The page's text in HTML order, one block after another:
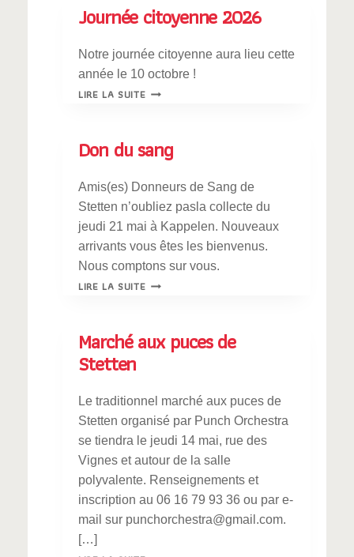
Journée citoyenne 2026
Notre journée citoyenne aura lieu cette
année le 10 octobre !
LIRE LA SUITEJOURNÉE
Don du sang
Amis(es) Donneurs de Sang de
Stetten n’oubliez pasla collecte du
jeudi 21 mai à Kappelen. Nouveaux
arrivants vous êtes les bienvenus.
Nous comptons sur vous.
LIRE LA SUITEDON
Marché aux puces de
Stetten
Le traditionnel marché aux puces de
Stetten organisé par Punch Orchestra
se tiendra le jeudi 14 mai, rue des
Vignes et autour de la salle
polyvalente. Renseignements et
inscription au 06 16 79 93 36 ou par e-
mail sur punchorchestra@gmail.com.
[…]